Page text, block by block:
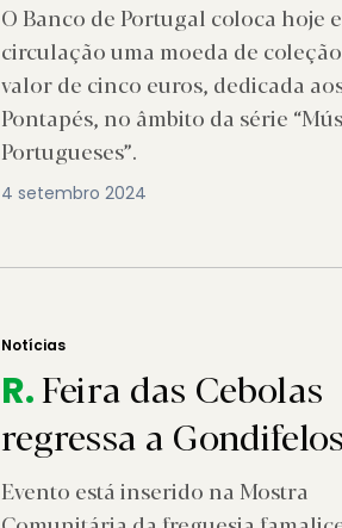
O Banco de Portugal coloca hoje
circulação uma moeda de
valor de cinco euros, dedicada
Pontapés, no âmbito da série
Portugueses”.
4 setembro 2024
Notícias
R.Feira das Cebolas
regressa a Gondifelos
Evento está inserido na Mostra